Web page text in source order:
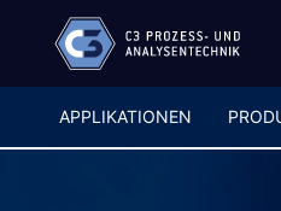
APPLIKATIONEN